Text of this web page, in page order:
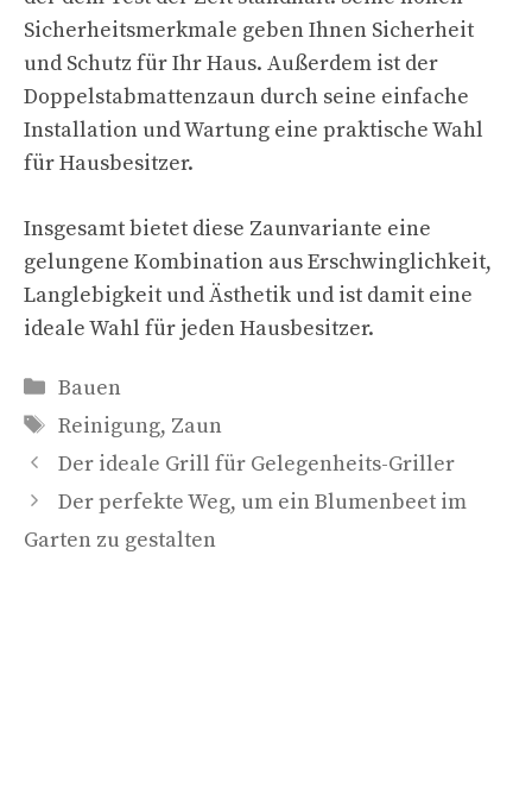
Sicherheitsmerkmale geben Ihnen Sicherheit
und Schutz für Ihr Haus. Außerdem ist der
Doppelstabmattenzaun durch seine einfache
Installation und Wartung eine praktische Wahl
für Hausbesitzer.
Insgesamt bietet diese Zaunvariante eine
gelungene Kombination aus Erschwinglichkeit,
Langlebigkeit und Ästhetik und ist damit eine
ideale Wahl für jeden Hausbesitzer.
Kategorien
Bauen
Schlagwörter
Reinigung, Zaun
Der ideale Grill für Gelegenheits-Griller
Der perfekte Weg, um ein Blumenbeet im
Garten zu gestalten